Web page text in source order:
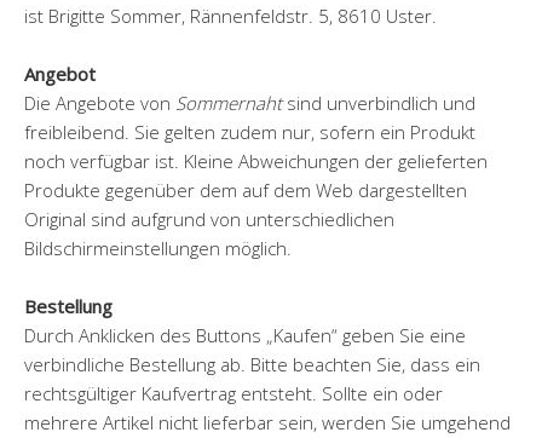
ist Brigitte Sommer, Rännenfeldstr. 5, 8610 Uster.
Angebot
Die Angebote von Sommernahtsind unverbindlich und
freibleibend. Sie gelten zudem nur, sofern ein Produkt
noch verfügbar ist. Kleine Abweichungen der gelieferten
Produkte gegenüber dem auf dem Web dargestellten
Original sind aufgrund von unterschiedlichen
Bildschirmeinstellungen möglich.
Bestellung
Durch Anklicken des Buttons „Kaufen“ geben Sie eine
verbindliche Bestellung ab. Bitte beachten Sie, dass ein
rechtsgültiger Kaufvertrag entsteht. Sollte ein oder
mehrere Artikel nicht lieferbar sein, werden Sie umgehend